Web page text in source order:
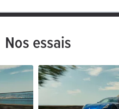
Nos essais